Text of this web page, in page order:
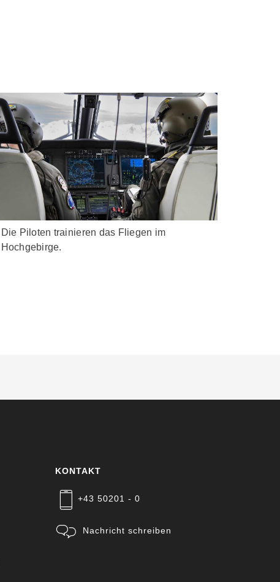
Die Piloten trainieren das Fliegen im
Hochgebirge.
KONTAKT
+43 50201 - 0
Nachricht schreiben